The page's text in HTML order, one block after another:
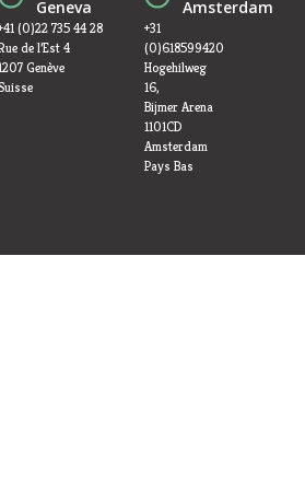
Geneva
(0)22 735 44 28
de l’Est 4
Genève
Amsterdam
+31
(0)618599420
Hogehilweg
16,
Bijmer Arena
1101CD
Amsterdam
Pays Bas